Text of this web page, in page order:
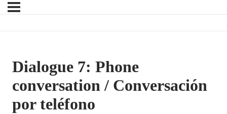
Dialogue 7: Phone
conversation / Conversación
por teléfono